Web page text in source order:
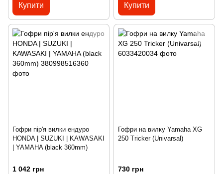
Купити Купити
Гофри пір'я вилки ендуро
HONDA | SUZUKI | KAWASAKI
| YAMAHA (black 360mm)
1 042 грн
Гофри на вилку Yamaha XG
250 Tricker (Univarsal)
730 грн